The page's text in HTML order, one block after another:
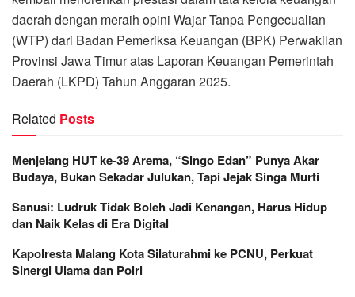
daerah dengan meraih opini Wajar Tanpa Pengecualian
(WTP) dari Badan Pemeriksa Keuangan (BPK) Perwakilan
Provinsi Jawa Timur atas Laporan Keuangan Pemerintah
Daerah (LKPD) Tahun Anggaran 2025.
Related Posts
Menjelang HUT ke-39 Arema, “Singo Edan” Punya Akar
Budaya, Bukan Sekadar Julukan, Tapi Jejak Singa Murti
Sanusi: Ludruk Tidak Boleh Jadi Kenangan, Harus Hidup
dan Naik Kelas di Era Digital
Kapolresta Malang Kota Silaturahmi ke PCNU, Perkuat
Sinergi Ulama dan Polri